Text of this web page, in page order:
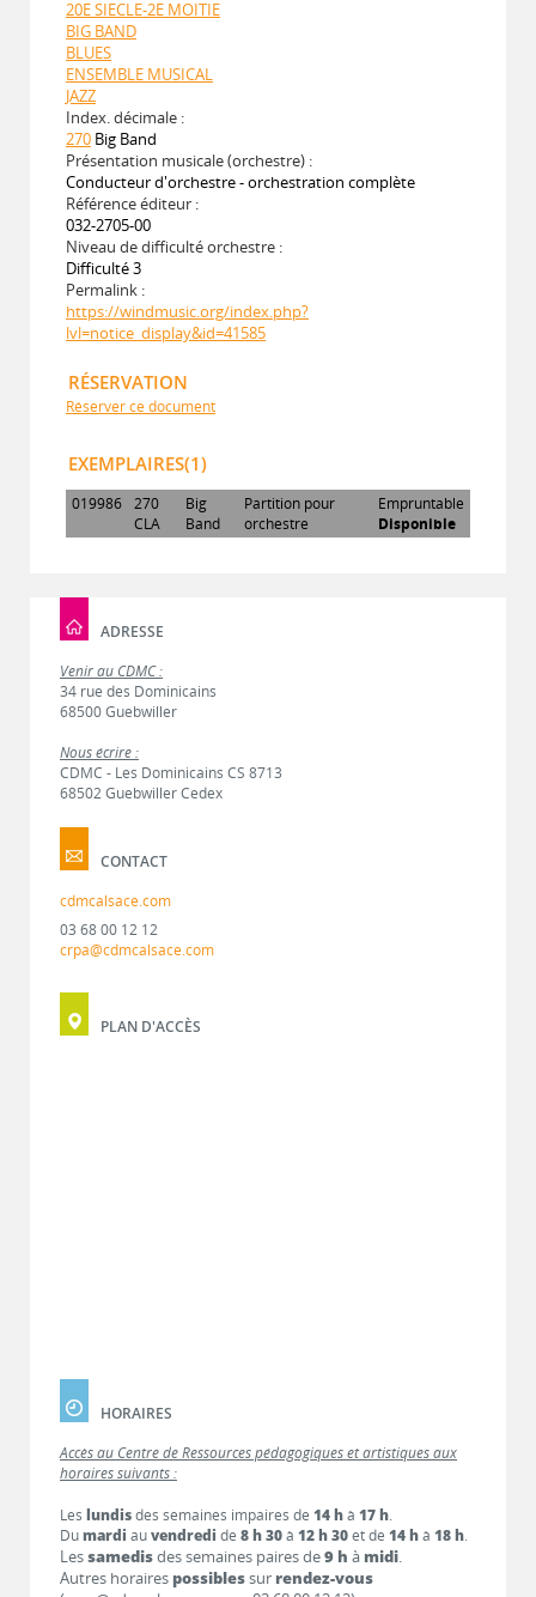
20E SIECLE-2E MOITIE
BIG BAND
BLUES
ENSEMBLE MUSICAL
JAZZ
Index. décimale :
270 Big Band
Présentation musicale (orchestre) :
Conducteur d'orchestre - orchestration complète
Référence éditeur :
032-2705-00
Niveau de difficulté orchestre :
Difficulté 3
Permalink :
https://windmusic.org/index.php?
lvl=notice_display&id=41585
RÉSERVATION
Réserver ce document
EXEMPLAIRES(1)
019986 270
CLA
Big
Band
Partition pour
orchestre
Empruntable
Disponible
ADRESSE
Venir au CDMC :
34 rue des Dominicains
68500 Guebwiller
Nous écrire :
CDMC - Les Dominicains CS 8713
68502 Guebwiller Cedex
CONTACT
cdmcalsace.com
03 68 00 12 12
crpa@cdmcalsace.com
PLAN D'ACCÈS
HORAIRES
Accès au Centre de Ressources pédagogiques et artistiques aux
horaires suivants :
Les lundisdes semaines impaires de 14 hà 17 h.
Dumardi auvendredi de 8 h 30à 12 h 30et de 14 hà 18 h.
Lessamedisdes semaines paires de9 h à midi.
Autres horaires possiblessur rendez-vous